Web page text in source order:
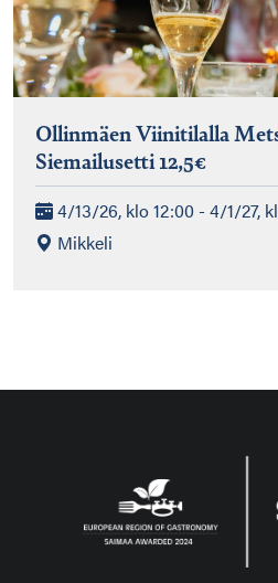
Ollinmäen Viinitilalla
Siemailusetti 12,5€
4/13/26, klo 12:00 - 4/1/27,
Mikkeli